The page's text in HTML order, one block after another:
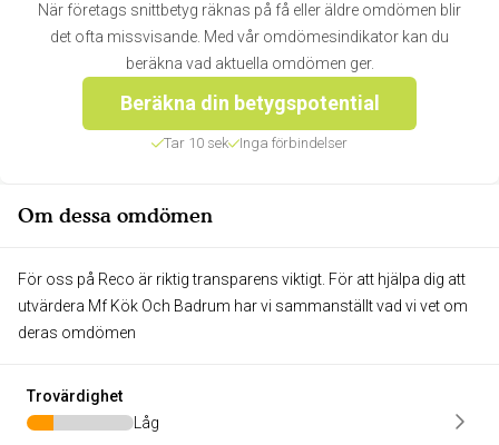
När företags snittbetyg räknas på få eller äldre omdömen blir
det ofta missvisande. Med vår omdömesindikator kan du
beräkna vad aktuella omdömen ger.
Beräkna din betygspotential
Tar 10 sek Inga förbindelser
Om dessa omdömen
För oss på Reco är riktig transparens viktigt. För att hjälpa dig att
utvärdera Mf Kök Och Badrum har vi sammanställt vad vi vet om
deras omdömen
Trovärdighet
Låg